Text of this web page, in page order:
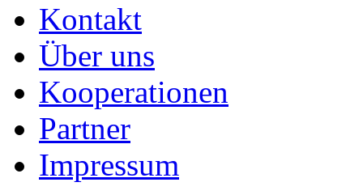
Kontakt
Über uns
Kooperationen
Partner
Impressum